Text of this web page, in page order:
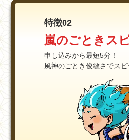
特徴02
嵐のごときス
申し込みから最短5分！
風神のごとき俊敏さでス